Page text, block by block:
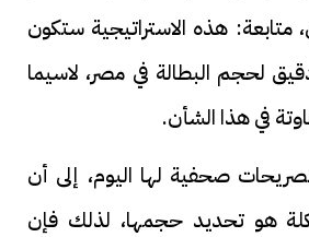
هذه الاستراتيجية ستكون
لحجم البطالة في مصر، لاسيما
في هذا الشأن.
صحفية لها اليوم، إلى أن
هو تحديد حجمها، لذلك فإن